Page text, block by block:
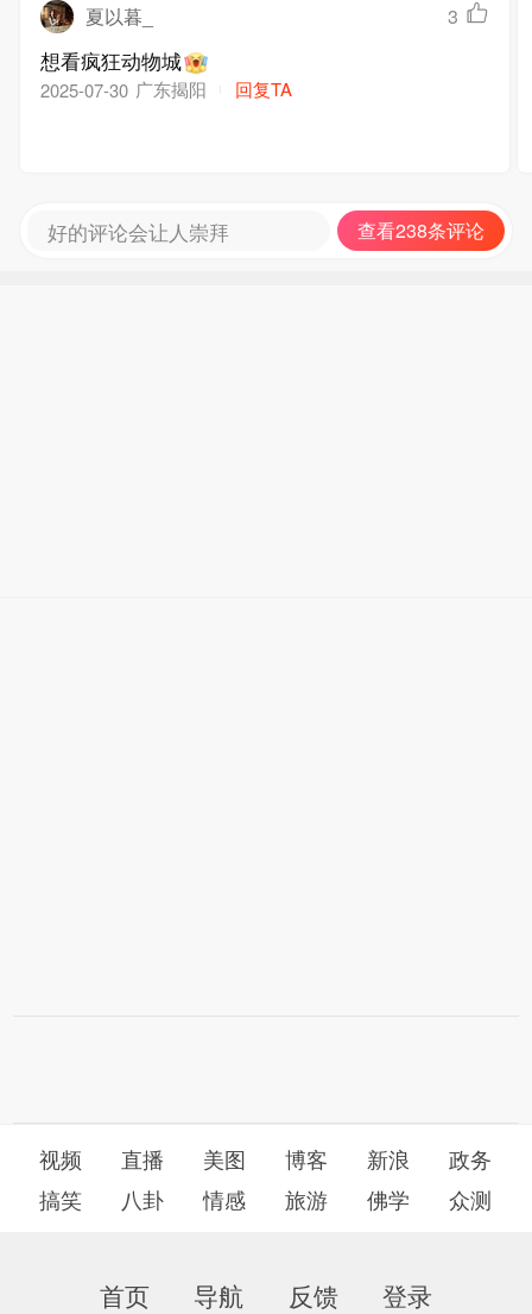
夏以暮_ 3
想看疯狂动物城
2025-07-30 广东揭阳 回复TA
好的评论会让人崇拜 查看238条评论
视频 直播 美图 博客 新浪
政务
搞笑
八卦 情感 旅游 佛学 众测
首页 导航 反馈 登录